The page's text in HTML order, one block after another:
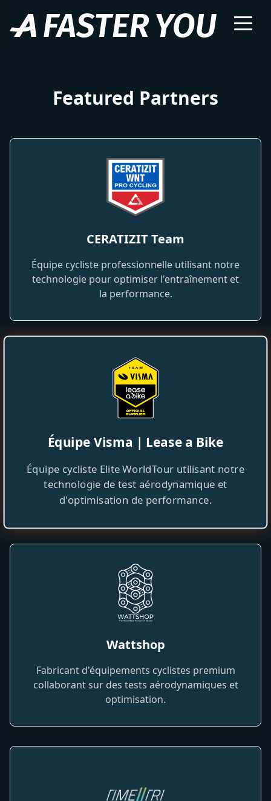
Featured Partners
CERATIZIT Team
Équipe cycliste professionnelle utilisant notre
technologie pour optimiser l'entraînement et
la performance.
Équipe Visma | Lease a Bike
Équipe cycliste Elite WorldTour utilisant notre
technologie de test aérodynamique et
d'optimisation de performance.
Wattshop
Fabricant d'équipements cyclistes premium
collaborant sur des tests aérodynamiques et
optimisation.